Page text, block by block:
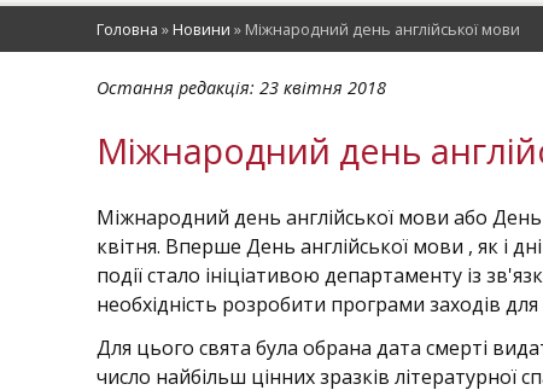
Головна »Новини » Міжнародний день англійської мови
Остання редакція: 23 квітня 2018
Міжнародний день
Міжнародний день англійської мови або
квітня. Вперше День англійської мови , як і
події стало ініціативою департаменту із
необхідність розробити програми заходів
Для цього свята була обрана дата смерті
число найбільш цінних зразків літературної